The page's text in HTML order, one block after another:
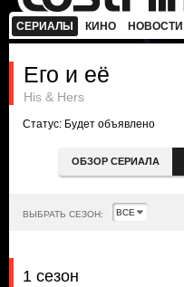
СЕРИАЛЫ КИНО НОВОСТИ
Его и её
His & Hers
Статус: Будет объявлено
ОБЗОР СЕРИАЛА
ВЫБРАТЬ СЕЗОН:
1 сезон